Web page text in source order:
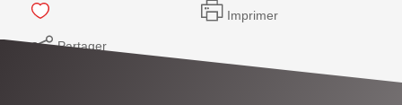
Imprimer
Partager